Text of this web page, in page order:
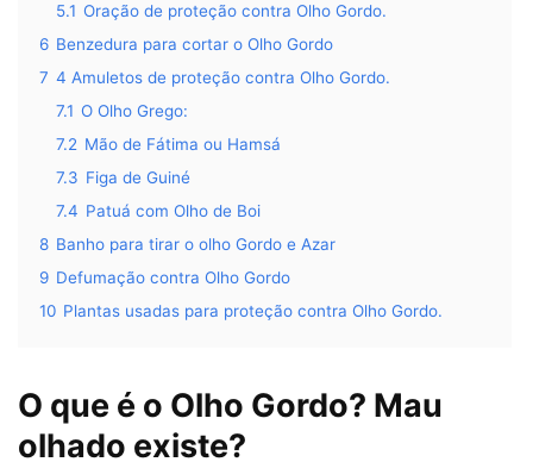
5.1 Oração de proteção contra Olho Gordo.
6 Benzedura para cortar o Olho Gordo
7 4 Amuletos de proteção contra Olho Gordo.
7.1 O Olho Grego:
7.2 Mão de Fátima ou Hamsá
7.3 Figa de Guiné
7.4 Patuá com Olho de Boi
8 Banho para tirar o olho Gordo e Azar
9 Defumação contra Olho Gordo
10 Plantas usadas para proteção contra Olho Gordo.
O que é o Olho Gordo? Mau
olhado existe?